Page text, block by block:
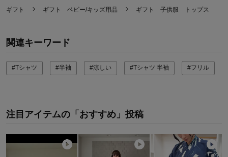
ギフト ギフト ベビー/キッズ用品 ギフト 子供服 トップス
関連キーワード
#Tシャツ #半袖 #涼しい #Tシャツ 半袖 #フリル
注目アイテムの「おすすめ」投稿